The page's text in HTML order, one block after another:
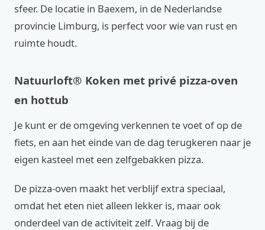
sfeer. De locatie in Baexem, in de Nederlandse
provincie Limburg, is perfect voor wie van rust en
ruimte houdt.
Natuurloft® Koken met privé pizza-oven
en hottub
Je kunt er de omgeving verkennen te voet of op de
fiets, en aan het einde van de dag terugkeren naar je
eigen kasteel met een zelfgebakken pizza.
De pizza-oven maakt het verblijf extra speciaal,
omdat het eten niet alleen lekker is, maar ook
onderdeel van de activiteit zelf. Vraag bij de